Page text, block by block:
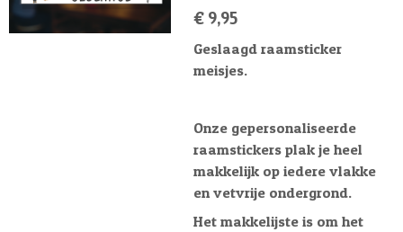
€ 9,95
Geslaagd raamsticker
meisjes.
Onze gepersonaliseerde
raamstickers plak je heel
makkelijk op iedere vlakke
en vetvrije ondergrond.
Het makkelijste is om het